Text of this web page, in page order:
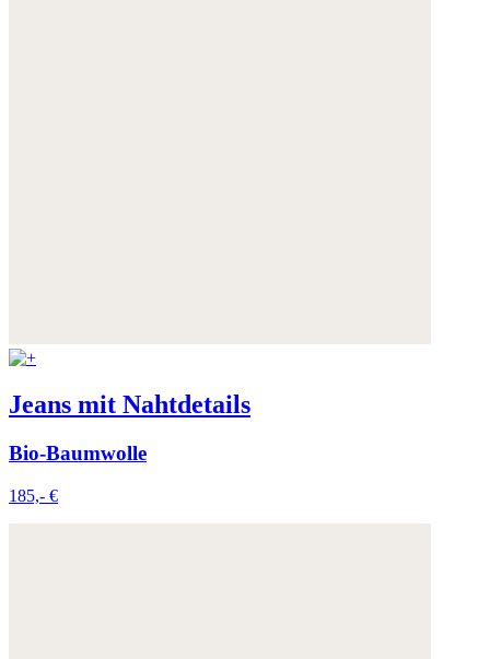
Jeans mit Nahtdetails
Bio-Baumwolle
185,- €